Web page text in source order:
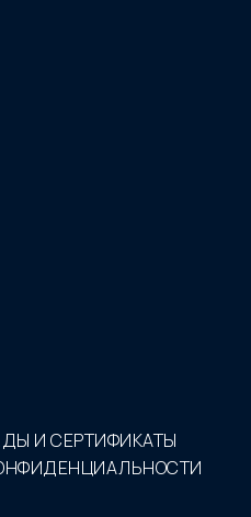
И СЕРТИФИКАТЫ